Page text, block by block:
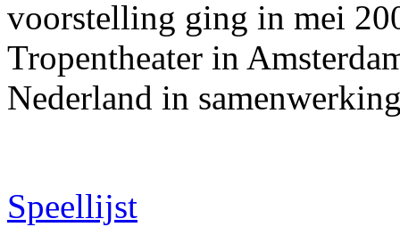
voorstelling ging in mei
Tropentheater in
Nederland in
Speellijst